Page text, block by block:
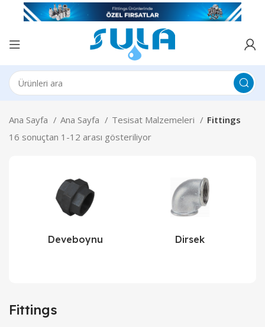
Ana Sayfa Ana Sayfa Tesisat Malzemeleri
Fittings
16 sonuçtan 1-12 arası gösteriliyor
Deveboynu Dirsek
Fittings